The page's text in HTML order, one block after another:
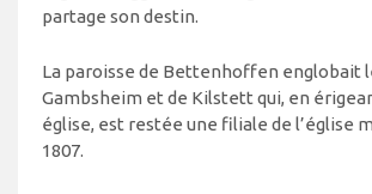
partage son destin.
La paroisse de Bettenhoffen englobait
Gambsheim et de Kilstett qui, en
église, est restée une filiale de l’église
1807.